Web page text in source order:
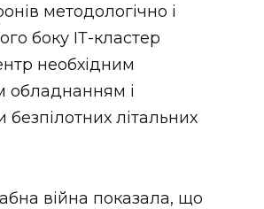
методологічно і
боку ІТ-кластер
необхідним
обладнанням і
літальних
війна показала, що